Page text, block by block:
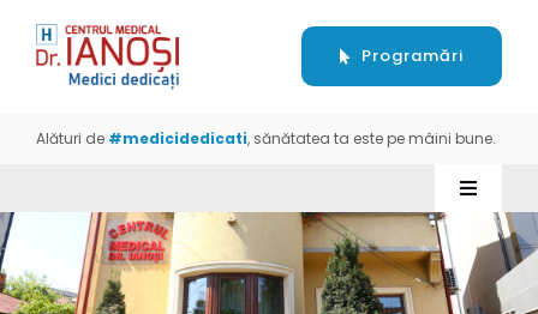
content
Programări
Alături de #medicidedicati, sănătatea ta este pe mâini bune.
Toggle
Despre